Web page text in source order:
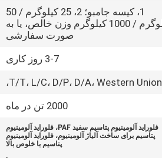
1، کیسه جامبو؛ 2، 25 کیلوگرم / 50
کیلوگرم / 1000 کیلوگرم وزن خالص، یا به
صورت سفارشی
3-7 روز کاری
T/T، L/C، D/P، D/A، Western Union،
2000 تن در ماه
فلوراید آلومینیوم پتاسیم سفید PAF، فلوراید آلومینیوم
پتاسیم برای ساخت آلیاژ آلومینیوم، فلوراید آلومینیوم
پتاسیم با خلوص بالا
,